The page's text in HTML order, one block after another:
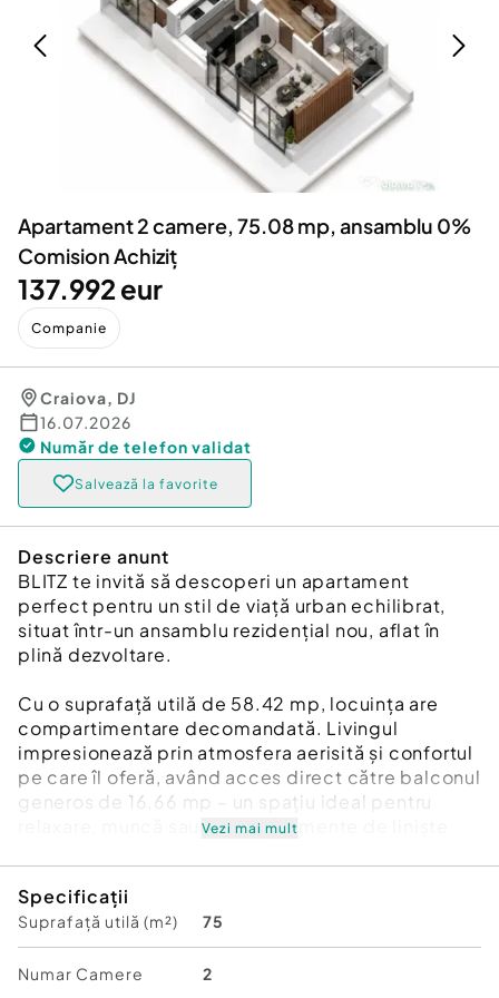
Servicii
Animale de companie
Afaceri și echipamente profesionale
Inchiriere Bunuri si Vehicule
Utilaje agricole si industriale
Piese auto si accesorii
Dacia Duster
Apartament 2 camere, 75.08 mp, ansamblu 0%
Comision Achiziț
137.992 eur
Companie
Craiova, DJ
16.07.2026
Număr de telefon validat
Salvează la favorite
Descriere anunt
BLITZ te invită să descoperi un apartament
perfect pentru un stil de viață urban echilibrat,
situat într-un ansamblu rezidențial nou, aflat în
plină dezvoltare.
Cu o suprafață utilă de 58.42 mp, locuința are
compartimentare decomandată. Livingul
impresionează prin atmosfera aerisită și confortul
pe care îl oferă, având acces direct către balconul
generos de 16.66 mp – un spațiu ideal pentru
relaxare, muncă sau pentru momente de liniște
mobila și personaliza după propriul gust.
Un avantaj rar întâlnit la acest tip de apartament
este spațiul dedicat pentru mașina de spălat și
Vezi mai mult
Specificații
Suprafață utilă (m²) 75
Numar Camere 2